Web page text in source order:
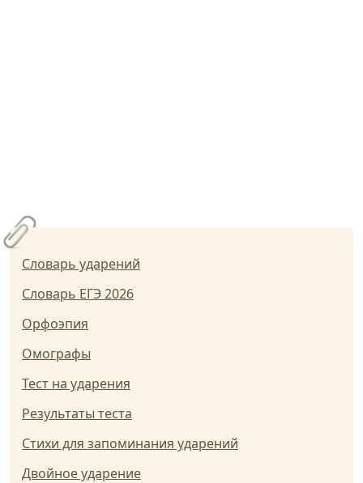
Словарь ударений
Словарь ЕГЭ 2026
Орфоэпия
Омографы
Тест на ударения
Результаты теста
Стихи для запоминания ударений
Двойное ударение